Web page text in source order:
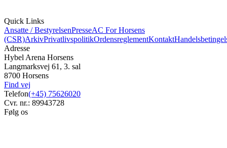
Quick Links
Ansatte / BestyrelsenPresseAC For Horsens
(CSR)ArkivPrivatlivspolitikOrdensreglementKontakt
Adresse
Hybel Arena Horsens
Langmarksvej 61, 3. sal
8700 Horsens
Find vej
Telefon(+45) 75626020
Cvr. nr.: 89943728
Følg os